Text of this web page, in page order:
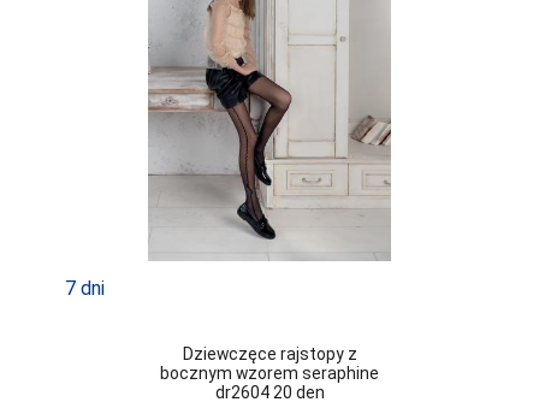
7 dni
Dziewczęce rajstopy z
bocznym wzorem seraphine
dr2604 20 den